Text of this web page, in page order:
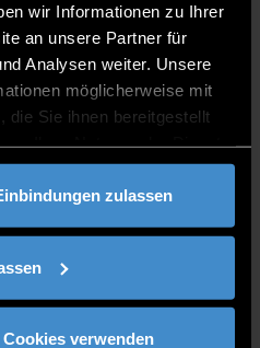
wir Informationen zu Ihrer
an unsere Partner für
Analysen weiter. Unsere
möglicherweise mit
die Sie ihnen bereitgestellt
zulassen
verwenden